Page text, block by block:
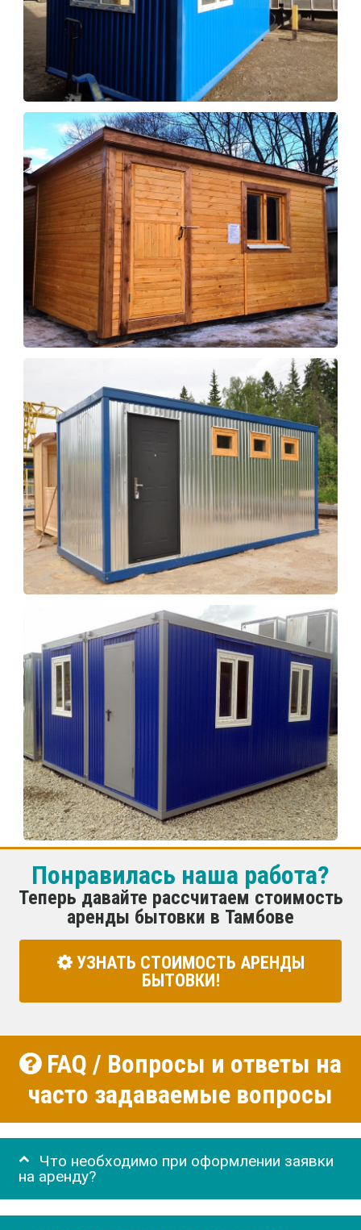
Понравилась наша работа?
Теперь давайте рассчитаем стоимость
аренды бытовки в Тамбове
УЗНАТЬ СТОИМОСТЬ АРЕНДЫ
БЫТОВКИ!
FAQ / Вопросы и ответы на
часто задаваемые вопросы
Что необходимо при оформлении заявки
на аренду?